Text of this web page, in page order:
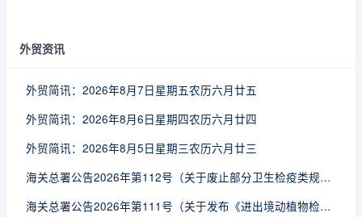
外贸资讯
外贸简讯：2026年8月7日星期五农历六月廿五
外贸简讯：2026年8月6日星期四农历六月廿四
外贸简讯：2026年8月5日星期三农历六月廿三
海关总署公告2026年第112号（关于废止部分卫生检疫类规范性文件的公告）
海关总署公告2026年第111号（关于发布《进出境动植物检疫处理监督管理工作规定》《进出境卫生处理监督管理工作规定》的公告）